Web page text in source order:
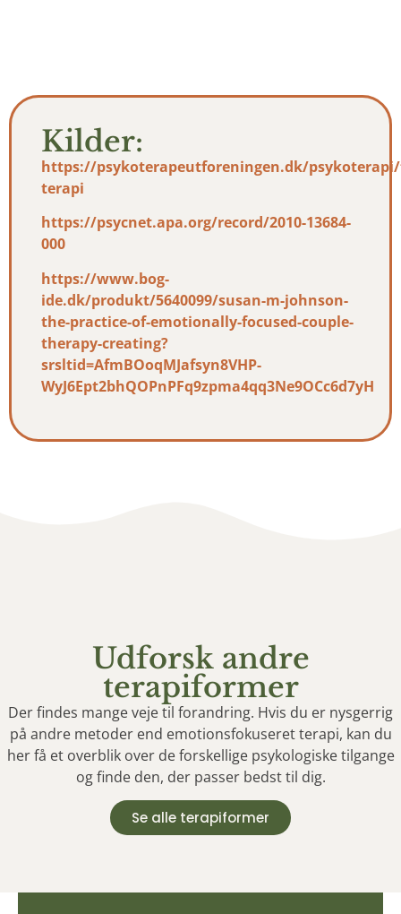
Kilder:
https://psykoterapeutforeningen.dk/
terapi
https://psycnet.apa.org/record/2010-13684-
000
https://www.bog-
ide.dk/produkt/5640099/susan-m-johnson-
the-practice-of-emotionally-focused-couple-
therapy-creating?
srsltid=AfmBOoqMJafsyn8VHP-
WyJ6Ept2bhQOPnPFq9zpma4qq3Ne9OCc6d7yH
Udforsk andre
terapiformer
Der findes mange veje til forandring. Hvis du er nysgerrig
på andre metoder end emotionsfokuseret terapi, kan du
her få et overblik over de forskellige psykologiske tilgange
og finde den, der passer bedst til dig.
Se alle terapiformer